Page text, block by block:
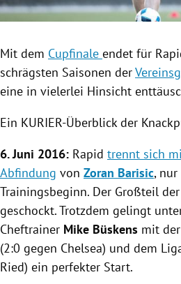
Untermenü
Untermenü
Mit dem Cupfinale endet für
schrägsten Saisonen der
eine in vielerlei Hinsicht
Ein KURIER-Überblick der
6. Juni 2016: Rapid trennt sich
Abfindung von Zoran Barisic,
Trainingsbeginn. Der Großteil
geschockt. Trotzdem gelingt
Cheftrainer Mike Büskens mit
(2:0 gegen Chelsea) und dem
Ried) ein perfekter Start.